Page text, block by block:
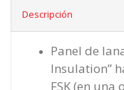
Descripción
Panel de
Insulation”
FSK (en